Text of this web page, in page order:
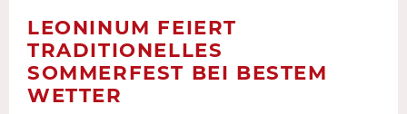
LEONINUM FEIERT
TRADITIONELLES
SOMMERFEST BEI BESTEM
WETTER